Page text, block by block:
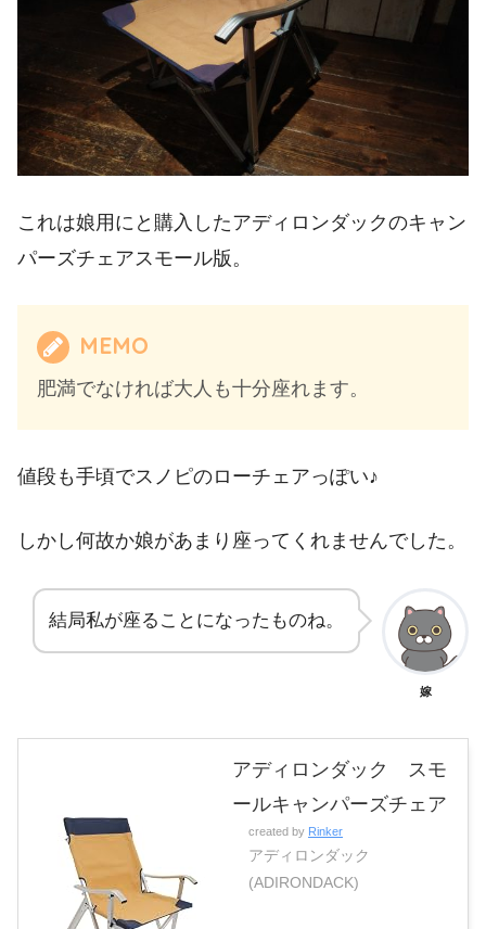
これは娘用にと購入したアディロンダックのキャン
パーズチェアスモール版。
MEMO
肥満でなければ大人も十分座れます。
値段も手頃でスノピのローチェアっぽい♪
しかし何故か娘があまり座ってくれませんでした。
結局私が座ることになったものね。
嫁
アディロンダック スモ
ールキャンパーズチェア
created by Rinker
アディロンダック
(ADIRONDACK)